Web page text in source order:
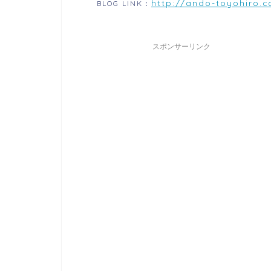
BLOG LINK： http://ando-
スポンサーリンク